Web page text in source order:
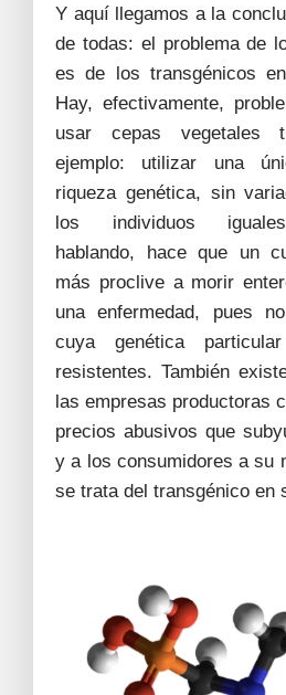
Y aquí llegamos a la
de todas: el problema de
es de los transgénicos
Hay, efectivamente,
usar cepas vegetales
ejemplo: utilizar una
riqueza genética, sin
los individuos iguales
hablando, hace que un
más proclive a morir
una enfermedad, pues
cuya genética
resistentes. También
las empresas productoras
precios abusivos que
y a los consumidores a su
se trata del transgénico en